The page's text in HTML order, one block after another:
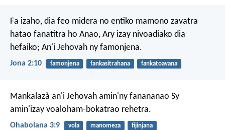
Fa izaho, dia feo midera no entiko mamono zavatra
hatao fanatitra ho Anao, Ary izay nivoadiako dia
hefaiko; An'i Jehovah ny famonjena.
Jona 2:10 famonjena fankasitrahana fankatoavana
Mankalazà an'i Jehovah amin'ny fanananao Sy
amin'izay voaloham-bokatrao rehetra.
Ohabolana 3:9 vola manomeza fijinjana